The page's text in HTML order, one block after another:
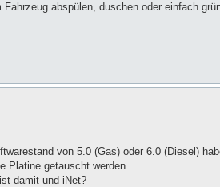
abspülen, duschen oder einfach
von 5.0 (Gas) oder 6.0 (Diesel)
Platine getauscht werden.
damit und iNet?